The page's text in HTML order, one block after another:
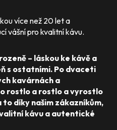
více než 20 let a
vášní pro kvalitní kávu.
– láskou ke kávě a
s ostatními. Po dvaceti
kavárnách a
rostlo a rostlo a vyrostlo
díky našim zákazníkům,
kávu a autentické